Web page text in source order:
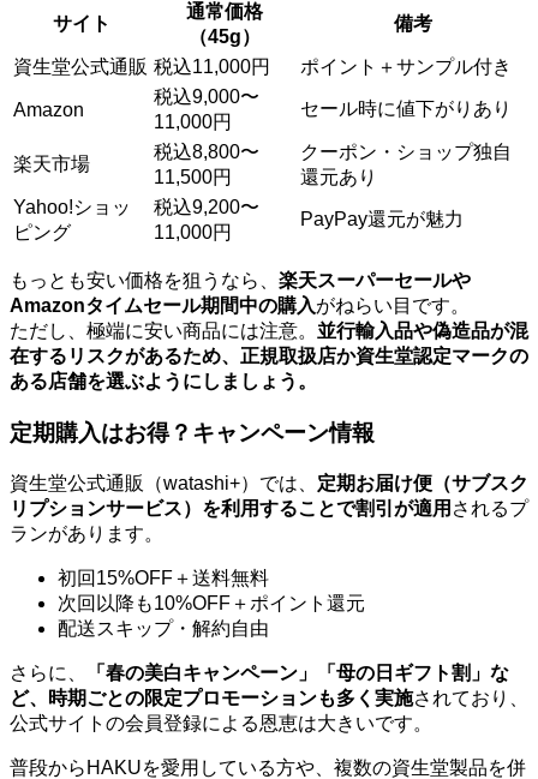
サイト
通常価格
（45g）
備考
資生堂公式通販 税込11,000円 ポイント＋サンプル付き
Amazon
税込9,000〜
11,000円
セール時に値下がりあり
楽天市場
税込8,800〜
11,500円
クーポン・ショップ独自
還元あり
Yahoo!ショッ
ピング
税込9,200〜
11,000円
PayPay還元が魅力
もっとも安い価格を狙うなら、 楽天スーパーセールや
Amazonタイムセール期間中の購入がねらい目です。
ただし、極端に安い商品には注意。 並行輸入品や偽造品が混
在するリスクがあるため、正規取扱店か資生堂認定マークの
ある店舗を選ぶようにしましょう。
定期購入はお得？キャンペーン情報
資生堂公式通販（watashi+）では、 定期お届け便（サブスク
リプションサービス）を利用することで割引が適用 されるプ
ランがあります。
初回15%OFF＋送料無料
次回以降も10%OFF＋ポイント還元
配送スキップ・解約自由
さらに、
「春の美白キャンペーン」「母の日ギフト割」な
ど、時期ごとの限定プロモーションも多く実施されており、
公式サイトの会員登録による恩恵は大きいです。
普段からHAKUを愛用している方や、複数の資生堂製品を併